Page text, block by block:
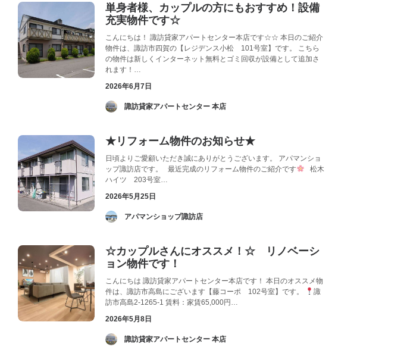
単身者様、カップルの方にもおすすめ！設備
充実物件です☆
こんにちは！ 諏訪貸家アパートセンター本店です☆☆ 本日のご紹介
物件は、諏訪市四賀の【レジデンス小松 101号室】です。 こちら
の物件は新しくインターネット無料とゴミ回収が設備として追加さ
れます！…
2026年6月7日
­ 諏訪貸家アパートセンター 本店
★リフォーム物件のお知らせ★
日頃よりご愛顧いただき誠にありがとうございます。 アパマンショ
ップ諏訪店です。 最近完成のリフォーム物件のご紹介です
松木
ハイツ 203号室…
2026年5月25日
­ アパマンショップ諏訪店
☆カップルさんにオススメ！☆ リノベーシ
ョン物件です！
こんにちは 諏訪貸家アパートセンター本店です！ 本日のオススメ物
件は、諏訪市高島にございます【藤コーポ 102号室】です。
諏
訪市高島2-1265-1 賃料：家賃65,000円…
2026年5月8日
­ 諏訪貸家アパートセンター 本店